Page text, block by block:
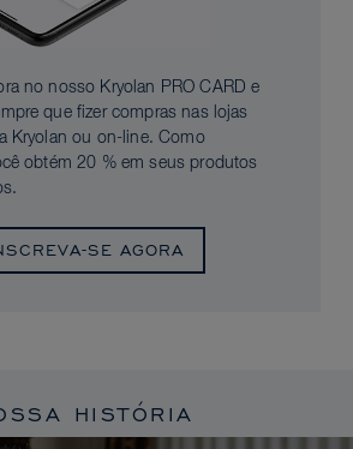
no nosso Kryolan PRO CARD e
que fizer compras nas lojas
Kryolan ou on-line. Como
obtém 20 % em seus produtos
SE AGORA
HISTÓRIA